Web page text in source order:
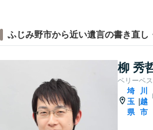
ふじみ野市から近い遺言の書き直し
柳 秀
ベリーベ
埼
玉
県
|
川
越
市